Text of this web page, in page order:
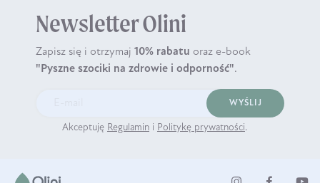
Newsletter Olini
Zapisz się i otrzymaj 10% rabatu oraz e-book
"Pyszne szociki na zdrowie i odporność".
WYŚLIJ
Akceptuję Regulamin i Politykę prywatności.